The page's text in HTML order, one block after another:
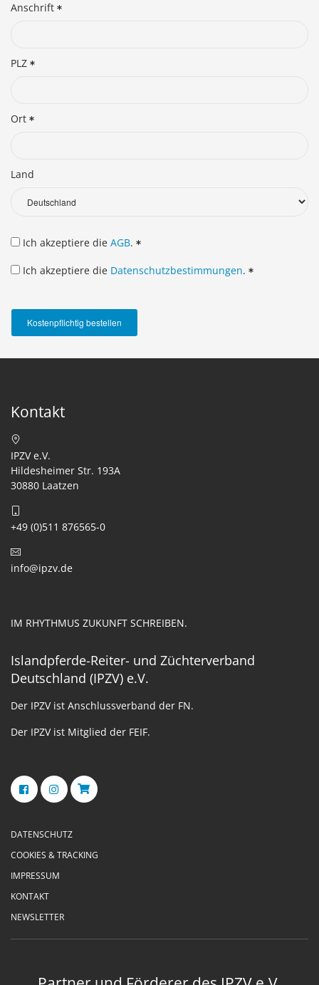
Anschrift
PLZ
Ort
Land
Ich akzeptiere die AGB.
Ich akzeptiere die Datenschutzbestimmungen.
Kontakt
IPZV e.V.
Hildesheimer Str. 193A
30880 Laatzen
+49 (0)511 876565-0
info@ipzv.de
IM RHYTHMUS ZUKUNFT SCHREIBEN.
Islandpferde-Reiter- und Züchterverband
Deutschland (IPZV) e.V.
Der IPZV ist Anschlussverband der FN.
Der IPZV ist Mitglied der FEIF.
DATENSCHUTZ
COOKIES & TRACKING
IMPRESSUM
KONTAKT
NEWSLETTER